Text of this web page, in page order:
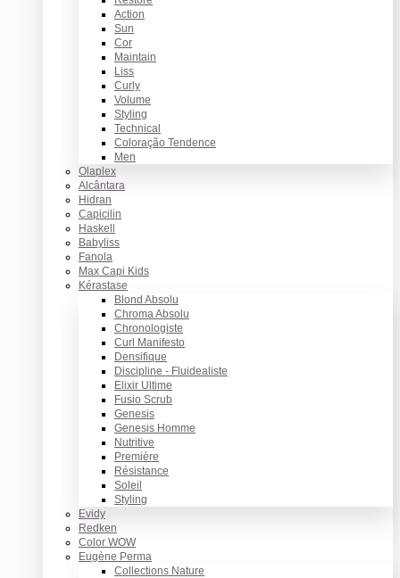
Action
Sun
Cor
Maintain
Liss
Curly
Volume
Styling
Technical
Coloração Tendence
Men
Olaplex
Alcântara
Hidran
Capicilin
Haskell
Babyliss
Fanola
Max Capi Kids
Kérastase
Blond Absolu
Chroma Absolu
Chronologiste
Curl Manifesto
Densifique
Discipline - Fluidealiste
Elixir Ultime
Fusio Scrub
Genesis
Genesis Homme
Nutritive
Première
Résistance
Soleil
Styling
Evidy
Redken
Color WOW
Eugène Perma
Collections Nature